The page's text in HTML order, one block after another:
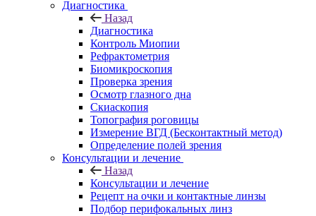
Диагностика
Назад
Диагностика
Контроль Миопии
Рефрактометрия
Биомикроскопия
Проверка зрения
Осмотр глазного дна
Скиаскопия
Топография роговицы
Измерение ВГД (Бесконтактный метод)
Определение полей зрения
Консультации и лечение
Назад
Консультации и лечение
Рецепт на очки и контактные линзы
Подбор перифокальных линз